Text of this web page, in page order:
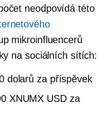
neodpovídá této
mikroinfluencerů
na sociálních sítích:
dolarů za příspěvek
XNUMX USD za